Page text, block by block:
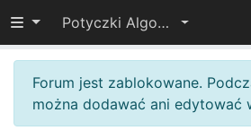
Przełącz widoczność menu
Potyczki Algorytmiczne 2018
Forum jest zablokowane.
można dodawać ani edytować